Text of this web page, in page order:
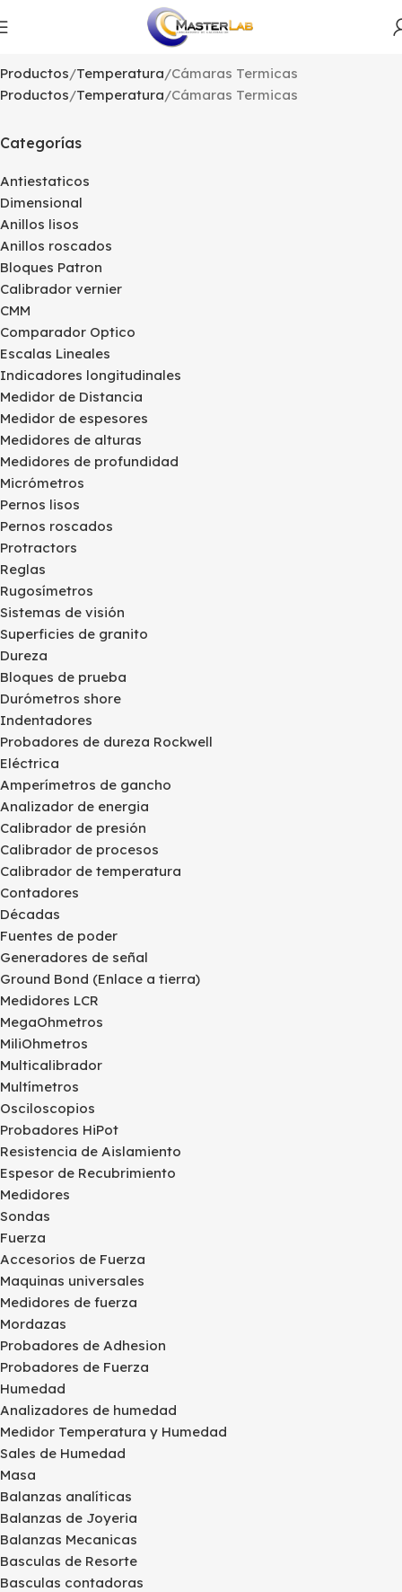
Productos Temperatura Cámaras Termicas
Productos Temperatura Cámaras Termicas
Categorías
Antiestaticos
Dimensional
Anillos lisos
Anillos roscados
Bloques Patron
Calibrador vernier
CMM
Comparador Optico
Escalas Lineales
Indicadores longitudinales
Medidor de Distancia
Medidor de espesores
Medidores de alturas
Medidores de profundidad
Micrómetros
Pernos lisos
Pernos roscados
Protractors
Reglas
Rugosímetros
Sistemas de visión
Superficies de granito
Dureza
Bloques de prueba
Durómetros shore
Indentadores
Probadores de dureza Rockwell
Eléctrica
Amperímetros de gancho
Analizador de energia
Calibrador de presión
Calibrador de procesos
Calibrador de temperatura
Contadores
Décadas
Fuentes de poder
Generadores de señal
Ground Bond (Enlace a tierra)
Medidores LCR
MegaOhmetros
MiliOhmetros
Multicalibrador
Multímetros
Osciloscopios
Probadores HiPot
Resistencia de Aislamiento
Espesor de Recubrimiento
Medidores
Sondas
Fuerza
Accesorios de Fuerza
Maquinas universales
Medidores de fuerza
Mordazas
Probadores de Adhesion
Probadores de Fuerza
Humedad
Analizadores de humedad
Medidor Temperatura y Humedad
Sales de Humedad
Masa
Balanzas analíticas
Balanzas de Joyeria
Balanzas Mecanicas
Basculas de Resorte
Basculas contadoras